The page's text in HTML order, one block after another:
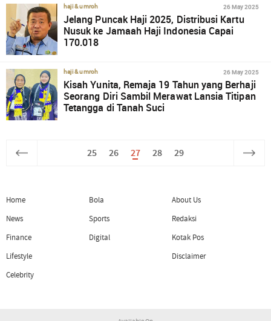
haji & umroh 26 May 2025
Jelang Puncak Haji 2025, Distribusi Kartu
Nusuk ke Jamaah Haji Indonesia Capai
170.018
haji & umroh 26 May 2025
Kisah Yunita, Remaja 19 Tahun yang Berhaji
Seorang Diri Sambil Merawat Lansia Titipan
Tetangga di Tanah Suci
25 26 27 28 29
Home
News
Finance
Lifestyle
Celebrity
Bola
Sports
Digital
About Us
Redaksi
Kotak Pos
Disclaimer